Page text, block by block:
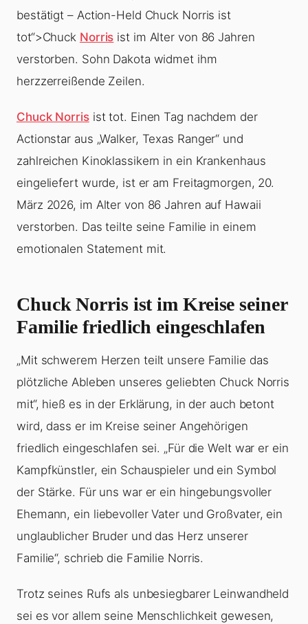
bestätigt – Action-Held Chuck Norris ist
tot“>Chuck Norris ist im Alter von 86 Jahren
verstorben. Sohn Dakota widmet ihm
herzzerreißende Zeilen.
Chuck Norrisist tot. Einen Tag nachdem der
Actionstar aus „Walker, Texas Ranger“ und
zahlreichen Kinoklassikern in ein Krankenhaus
eingeliefert wurde, ist er am Freitagmorgen, 20.
März 2026, im Alter von 86 Jahren auf Hawaii
verstorben. Das teilte seine Familie in einem
emotionalen Statement mit.
Chuck Norris ist im Kreise seiner
Familie friedlich eingeschlafen
„Mit schwerem Herzen teilt unsere Familie das
plötzliche Ableben unseres geliebten Chuck Norris
mit“, hieß es in der Erklärung, in der auch betont
wird, dass er im Kreise seiner Angehörigen
friedlich eingeschlafen sei. „Für die Welt war er ein
Kampfkünstler, ein Schauspieler und ein Symbol
der Stärke. Für uns war er ein hingebungsvoller
Ehemann, ein liebevoller Vater und Großvater, ein
unglaublicher Bruder und das Herz unserer
Familie“, schrieb die Familie Norris.
Trotz seines Rufs als unbesiegbarer Leinwandheld
sei es vor allem seine Menschlichkeit gewesen,